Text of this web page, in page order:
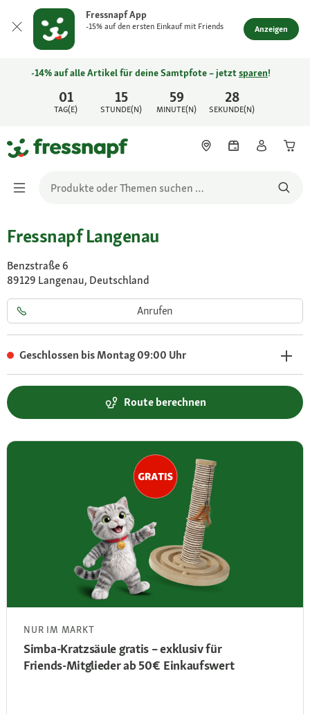
Fressnapf App
-15% auf den ersten Einkauf mit Friends Anzeigen
01
TAG(E)
15
STUNDE(N)
59
MINUTE(N)
28
SEKUNDE(N)
-14% auf alle Artikel für deine Samtpfote – jetztsparen!
Fressnapf Langenau
Benzstraße 6
89129 Langenau, Deutschland
Anrufen
Geschlossen bis Montag 09:00 Uhr
Route berechnen
NUR IM MARKT
Simba‑Kratzsäule gratis – exklusiv für
Friends‑Mitglieder ab 50 € Einkaufswert